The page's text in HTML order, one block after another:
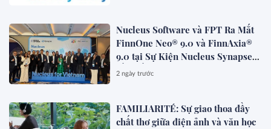
Nucleus Software và FPT Ra Mắt
FinnOne Neo® 9.0 và FinnAxia®
9.0 tại Sự Kiện Nucleus Synapse
Lần Đầu Tiên tại Việt Nam
2 ngày trước
FAMILIARITÉ: Sự giao thoa đầy
chất thơ giữa điện ảnh và văn học